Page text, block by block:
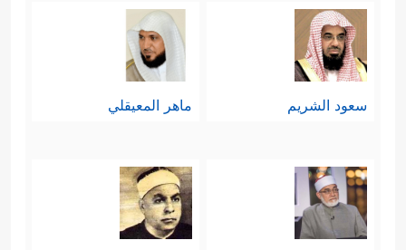
سعود الشريم ماهر المعيقلي